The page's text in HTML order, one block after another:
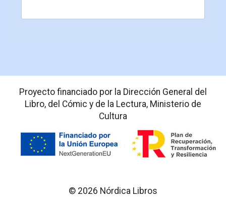
Proyecto financiado por la Dirección General del
Libro, del Cómic y de la Lectura, Ministerio de
Cultura
© 2026 Nórdica Libros